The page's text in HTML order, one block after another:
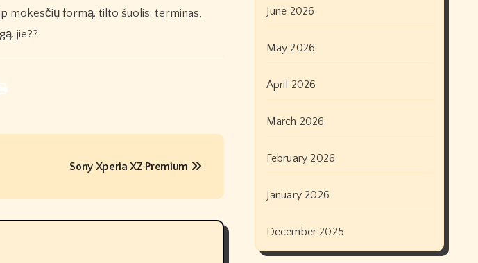
mokesčių formą. tilto šuolis: terminas,
jie??
Sony Xperia XZ Premium
June 2026
May 2026
April 2026
March 2026
February 2026
January 2026
December 2025